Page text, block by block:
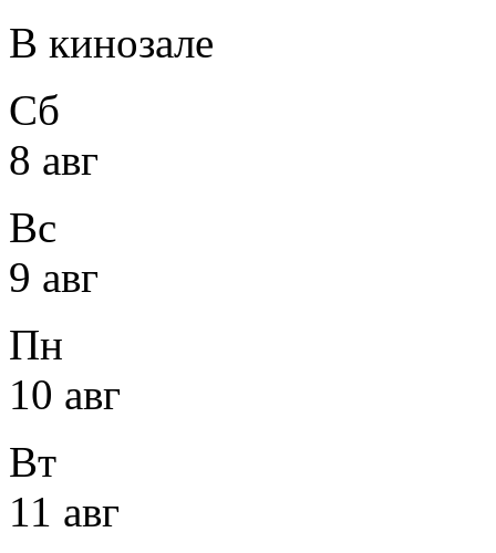
В кинозале
Сб
8 авг
Вс
9 авг
Пн
10 авг
Вт
11 авг